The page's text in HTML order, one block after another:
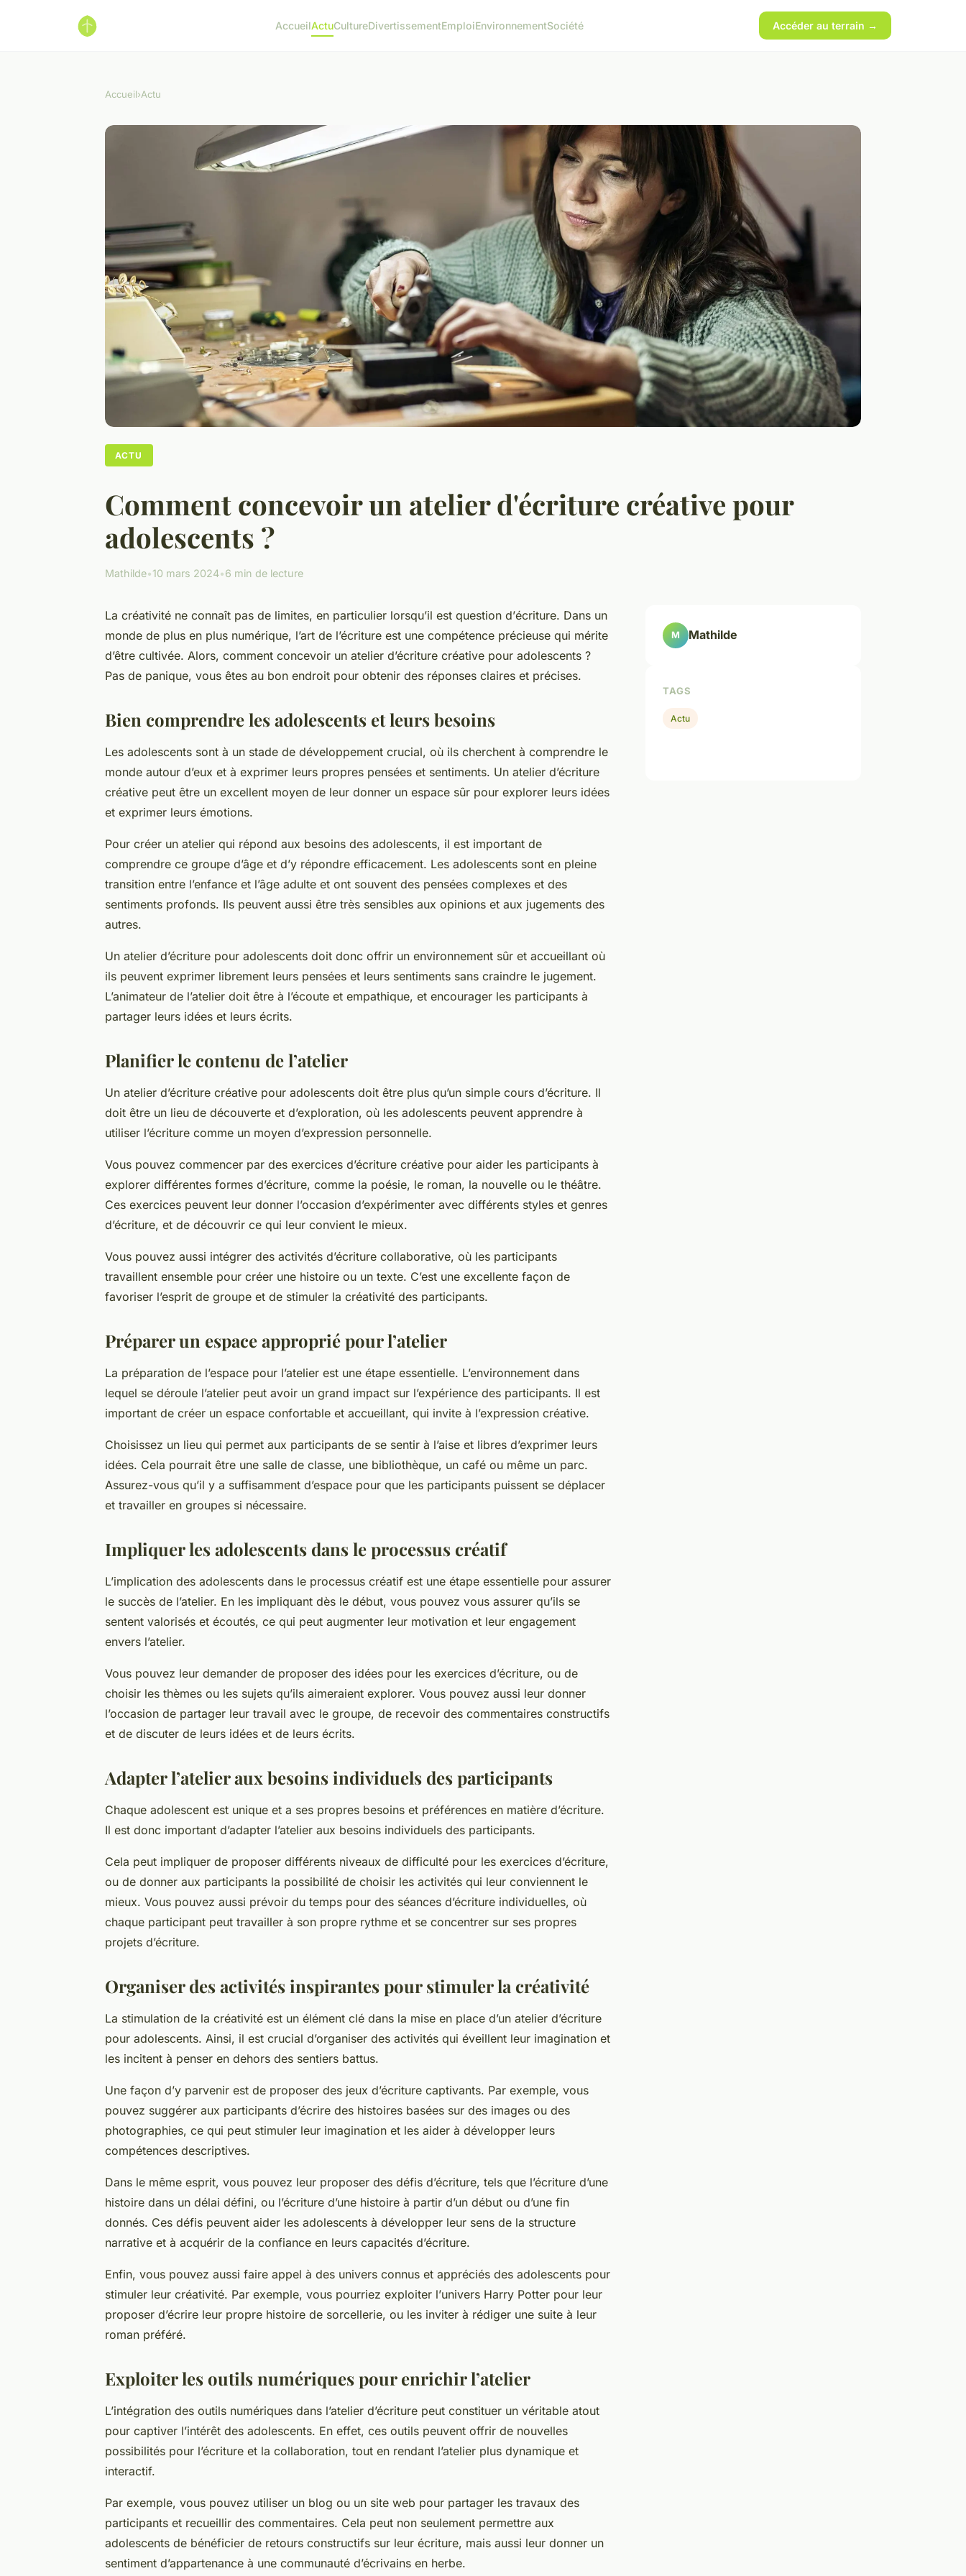
AccueilActuCultureDivertissementEmploiEnvironnementSociété Accéder au terrain →
Accueil›Actu
ACTU
Comment concevoir un atelier d'écriture créative pour
adolescents ?
Mathilde•10 mars 2024•6 min de lecture
La créativité ne connaît pas de limites, en particulier lorsqu’il est question d’écriture. Dans un
monde de plus en plus numérique, l’art de l’écriture est une compétence précieuse qui mérite
d’être cultivée. Alors, comment concevoir un atelier d’écriture créative pour adolescents ?
Pas de panique, vous êtes au bon endroit pour obtenir des réponses claires et précises.
Bien comprendre les adolescents et leurs besoins
Les adolescents sont à un stade de développement crucial, où ils cherchent à comprendre le
monde autour d’eux et à exprimer leurs propres pensées et sentiments. Un atelier d’écriture
créative peut être un excellent moyen de leur donner un espace sûr pour explorer leurs idées
et exprimer leurs émotions.
Pour créer un atelier qui répond aux besoins des adolescents, il est important de
comprendre ce groupe d’âge et d’y répondre efficacement. Les adolescents sont en pleine
transition entre l’enfance et l’âge adulte et ont souvent des pensées complexes et des
sentiments profonds. Ils peuvent aussi être très sensibles aux opinions et aux jugements des
autres.
Un atelier d’écriture pour adolescents doit donc offrir un environnement sûr et accueillant où
ils peuvent exprimer librement leurs pensées et leurs sentiments sans craindre le jugement.
L’animateur de l’atelier doit être à l’écoute et empathique, et encourager les participants à
partager leurs idées et leurs écrits.
Planifier le contenu de l’atelier
Un atelier d’écriture créative pour adolescents doit être plus qu’un simple cours d’écriture. Il
doit être un lieu de découverte et d’exploration, où les adolescents peuvent apprendre à
utiliser l’écriture comme un moyen d’expression personnelle.
Vous pouvez commencer par des exercices d’écriture créative pour aider les participants à
explorer différentes formes d’écriture, comme la poésie, le roman, la nouvelle ou le théâtre.
Ces exercices peuvent leur donner l’occasion d’expérimenter avec différents styles et genres
d’écriture, et de découvrir ce qui leur convient le mieux.
Vous pouvez aussi intégrer des activités d’écriture collaborative, où les participants
travaillent ensemble pour créer une histoire ou un texte. C’est une excellente façon de
favoriser l’esprit de groupe et de stimuler la créativité des participants.
Préparer un espace approprié pour l’atelier
La préparation de l’espace pour l’atelier est une étape essentielle. L’environnement dans
lequel se déroule l’atelier peut avoir un grand impact sur l’expérience des participants. Il est
important de créer un espace confortable et accueillant, qui invite à l’expression créative.
Choisissez un lieu qui permet aux participants de se sentir à l’aise et libres d’exprimer leurs
idées. Cela pourrait être une salle de classe, une bibliothèque, un café ou même un parc.
Assurez-vous qu’il y a suffisamment d’espace pour que les participants puissent se déplacer
et travailler en groupes si nécessaire.
Impliquer les adolescents dans le processus créatif
L’implication des adolescents dans le processus créatif est une étape essentielle pour assurer
le succès de l’atelier. En les impliquant dès le début, vous pouvez vous assurer qu’ils se
sentent valorisés et écoutés, ce qui peut augmenter leur motivation et leur engagement
envers l’atelier.
Vous pouvez leur demander de proposer des idées pour les exercices d’écriture, ou de
choisir les thèmes ou les sujets qu’ils aimeraient explorer. Vous pouvez aussi leur donner
l’occasion de partager leur travail avec le groupe, de recevoir des commentaires constructifs
et de discuter de leurs idées et de leurs écrits.
Adapter l’atelier aux besoins individuels des participants
Chaque adolescent est unique et a ses propres besoins et préférences en matière d’écriture.
Il est donc important d’adapter l’atelier aux besoins individuels des participants.
Cela peut impliquer de proposer différents niveaux de difficulté pour les exercices d’écriture,
ou de donner aux participants la possibilité de choisir les activités qui leur conviennent le
mieux. Vous pouvez aussi prévoir du temps pour des séances d’écriture individuelles, où
chaque participant peut travailler à son propre rythme et se concentrer sur ses propres
projets d’écriture.
Organiser des activités inspirantes pour stimuler la créativité
La stimulation de la créativité est un élément clé dans la mise en place d’un atelier d’écriture
pour adolescents. Ainsi, il est crucial d’organiser des activités qui éveillent leur imagination et
les incitent à penser en dehors des sentiers battus.
Une façon d’y parvenir est de proposer des jeux d’écriture captivants. Par exemple, vous
pouvez suggérer aux participants d’écrire des histoires basées sur des images ou des
photographies, ce qui peut stimuler leur imagination et les aider à développer leurs
compétences descriptives.
Dans le même esprit, vous pouvez leur proposer des défis d’écriture, tels que l’écriture d’une
histoire dans un délai défini, ou l’écriture d’une histoire à partir d’un début ou d’une fin
donnés. Ces défis peuvent aider les adolescents à développer leur sens de la structure
narrative et à acquérir de la confiance en leurs capacités d’écriture.
Enfin, vous pouvez aussi faire appel à des univers connus et appréciés des adolescents pour
stimuler leur créativité. Par exemple, vous pourriez exploiter l’univers Harry Potter pour leur
proposer d’écrire leur propre histoire de sorcellerie, ou les inviter à rédiger une suite à leur
roman préféré.
Exploiter les outils numériques pour enrichir l’atelier
L’intégration des outils numériques dans l’atelier d’écriture peut constituer un véritable atout
pour captiver l’intérêt des adolescents. En effet, ces outils peuvent offrir de nouvelles
possibilités pour l’écriture et la collaboration, tout en rendant l’atelier plus dynamique et
interactif.
Par exemple, vous pouvez utiliser un blog ou un site web pour partager les travaux des
participants et recueillir des commentaires. Cela peut non seulement permettre aux
adolescents de bénéficier de retours constructifs sur leur écriture, mais aussi leur donner un
sentiment d’appartenance à une communauté d’écrivains en herbe.
M Mathilde
TAGS
Actu